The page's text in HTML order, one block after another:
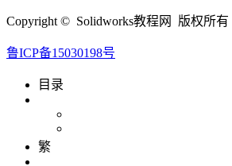
Copyright © Solidworks教程网 版权所有
鲁ICP备15030198号
目录
繁